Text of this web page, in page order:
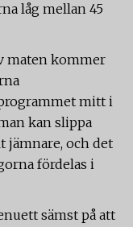
låg mellan 45
maten kommer
mitt i
kan slippa
jämnare, och det
fördelas i
sämst på att